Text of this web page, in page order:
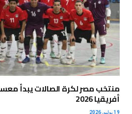
منتخب مصر لكرة الصالات يبدأ
أفريقيا 2026
19 يوليو، 2026